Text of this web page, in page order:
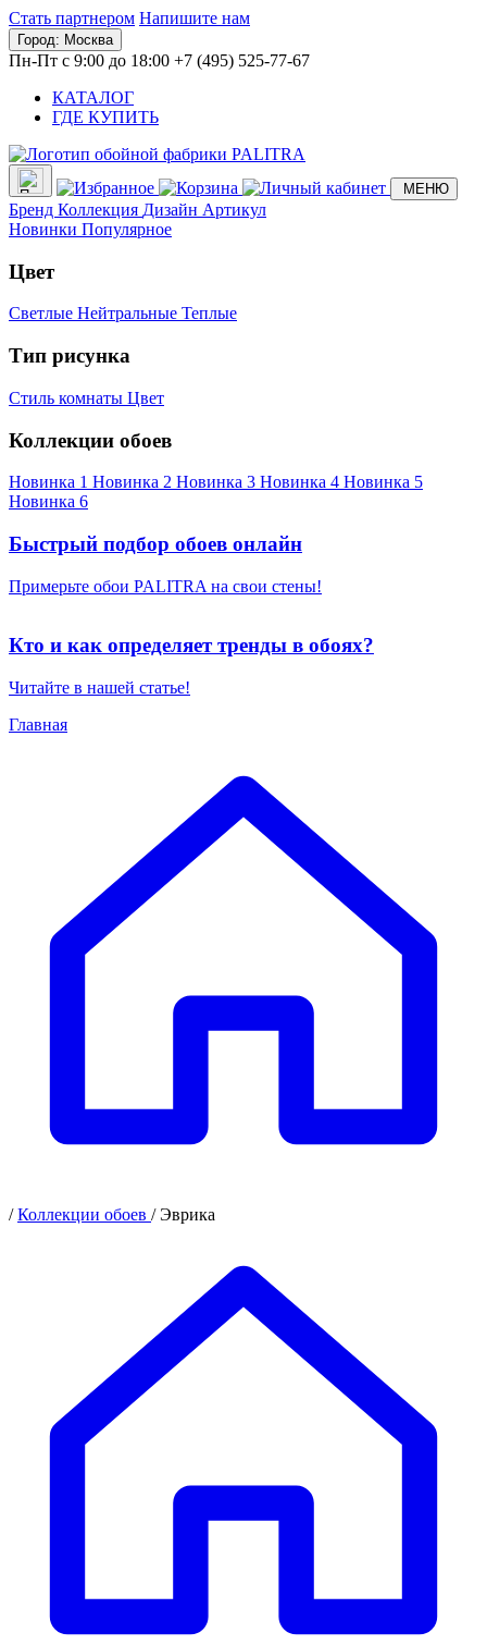
Стать партнером Напишите нам
Город: Москва
Пн-Пт с 9:00 до 18:00 +7 (495) 525-77-67
КАТАЛОГ
ГДЕ КУПИТЬ
МЕНЮ
Бренд Коллекция Дизайн Артикул
Новинки Популярное
Цвет
Светлые Нейтральные Теплые
Тип рисунка
Стиль комнаты Цвет
Коллекции обоев
Новинка 1 Новинка 2 Новинка 3 Новинка 4 Новинка 5
Новинка 6
Быстрый подбор обоев онлайн
Примерьте обои PALITRA на свои стены!
Кто и как определяет тренды в обоях?
Читайте в нашей статье!
Главная
/Коллекции обоев /Эврика